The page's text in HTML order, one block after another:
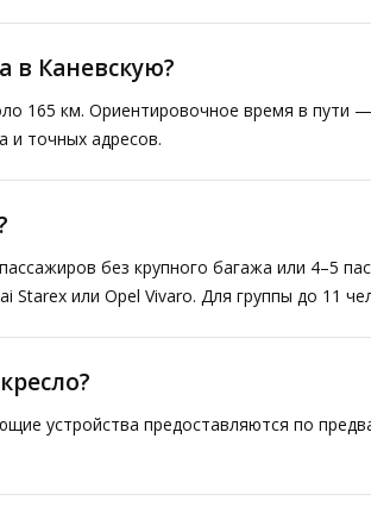
в Каневскую?
165 км. Ориентировочное время в пути
и точных адресов.
без крупного багажа или 4–5
или Opel Vivaro. Для группы до 11
устройства предоставляются по